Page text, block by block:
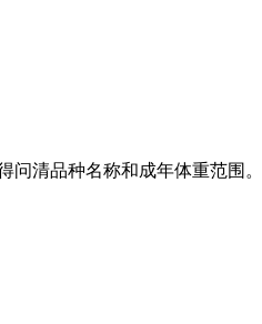
问清品种名称和成年体重范围。